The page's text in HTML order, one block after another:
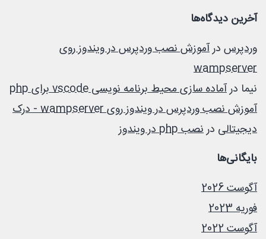
آخرین دیدگاه‌ها
وردپرس درآموزش نصب وردپرس در ویندوز روی
wampserver
نیما درآماده سازی محیط برنامه نویسی vscode برای php
آموزش نصب وردپرس در ویندوز روی wampserver - درک
دیجیتالی درنصب php در ویندوز
بایگانی‌ها
آگوست 2026
فوریه 2023
آگوست 2022